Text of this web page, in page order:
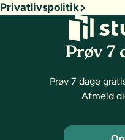
Privatlivspolitik
Prøv 7
Prøv 7 dage
Afmeld